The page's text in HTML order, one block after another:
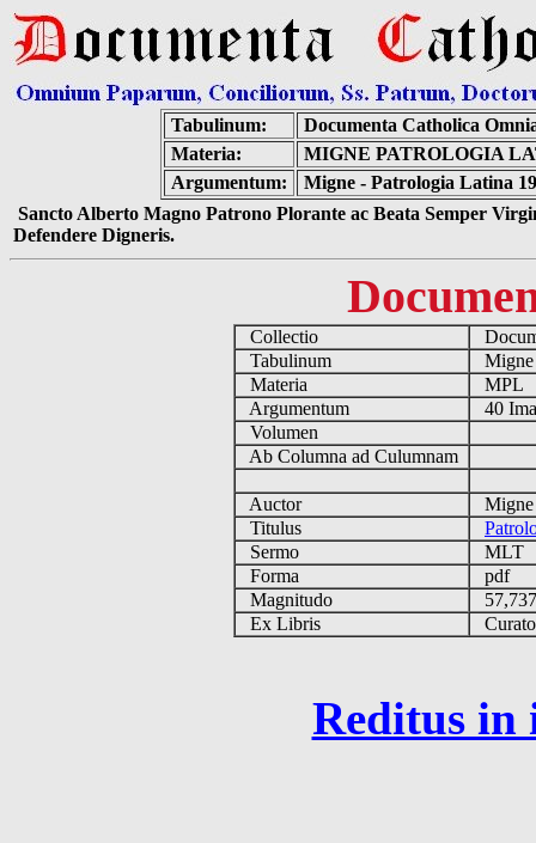
Tabulinum:
Documenta Catholica
Materia:
MIGNE PATROLOGIA
Argumentum:
Migne - Patrologia Latina
Sancto Alberto Magno Patrono Plorante ac Beata Semper
Defendere Digneris.
Collectio
Tabulinum
Materia
MPL
Argumentum
40
Volumen
Ab Columna ad Culumnam
Auctor
Titulus
Sermo
MLT
Forma
pdf
Magnitudo
Ex Libris
Reditus in